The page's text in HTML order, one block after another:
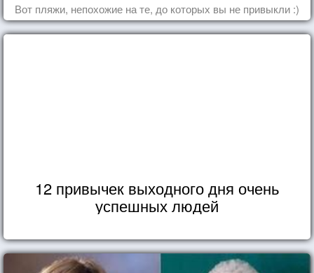
Вот пляжи, непохожие на те, до которых вы не привыкли :)
12 привычек выходного дня очень
успешных людей